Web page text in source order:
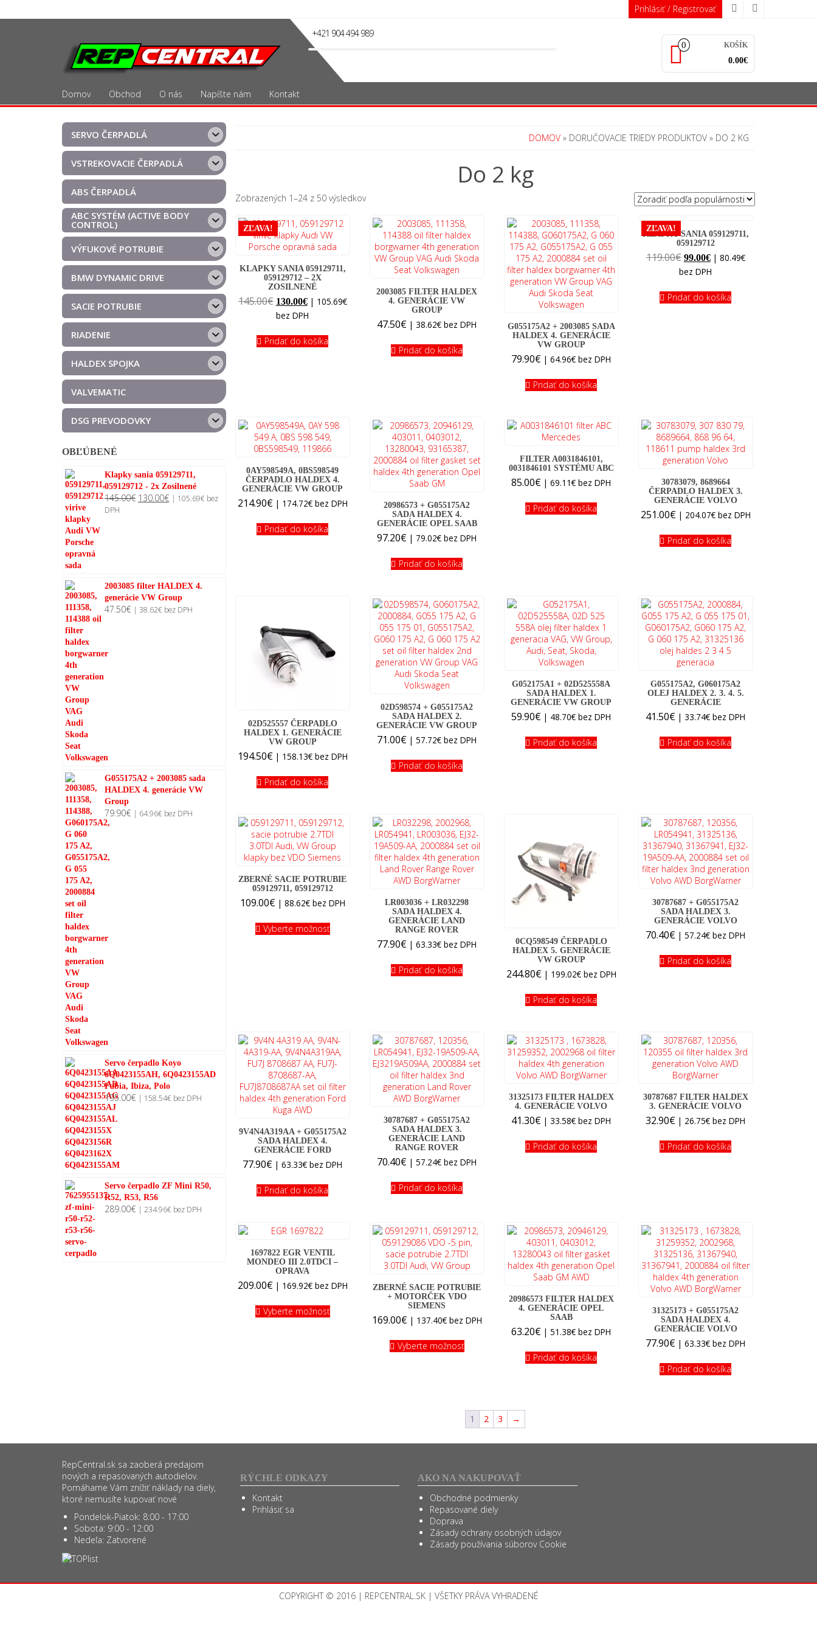
to
Prihlásiť / Registrovať
+421 904 494 989
0 KOŠÍK
0.00€
Domov Obchod O nás Napíšte nám Kontakt
SERVO ČERPADLÁ
VSTREKOVACIE ČERPADLÁ
ABS ČERPADLÁ
ABC SYSTÉM (ACTIVE BODY
CONTROL)
VÝFUKOVÉ POTRUBIE
BMW DYNAMIC DRIVE
SACIE POTRUBIE
RIADENIE
HALDEX SPOJKA
VALVEMATIC
DSG PREVODOVKY
OBĽÚBENÉ
Klapky sania 059129711,
059129712 - 2x Zosilnené
145.00€ Original
130.00€Current
| 105.69€ bez
DPH
2003085 filter HALDEX 4.
generácie VW Group
47.50€ | 38.62€ bez DPH
G055175A2 + 2003085 sada
HALDEX 4. generácie VW
Group
79.90€ | 64.96€ bez DPH
Servo čerpadlo Koyo
6Q0423155AH, 6Q0423155AD
Fabia, Ibiza, Polo
195.00€ | 158.54€ bez DPH
Servo čerpadlo ZF Mini R50,
R52, R53, R56
289.00€ | 234.96€ bez DPH
DOMOV » DORUČOVACIE TRIEDY PRODUKTOV » DO 2 KG
Do 2 kg
Zobrazených 1–24 z 50 výsledkovSorted
popularity
ZĽAVA!
KLAPKY SANIA 059129711,
059129712 – 2X
ZOSILNENÉ
145.00€ Original
price
145.00€.
130.00€Current
price
130.00€.
| 105.69€
bez DPH
Pridať do košíka
2003085 FILTER HALDEX
4. GENERÁCIE VW
GROUP
47.50€ |38.62€ bez DPH
Pridať do košíka
G055175A2 + 2003085 SADA
HALDEX 4. GENERÁCIE
VW GROUP
79.90€ |64.96€ bez DPH
Pridať do košíka
ZĽAVA!
KLAPKY SANIA 059129711,
059129712
119.00€Original
price
119.00€.
99.00€Current
price
99.00€.
| 80.49€
bez DPH
Pridať do košíka
0AY598549A, 0BS598549
ČERPADLO HALDEX 4.
GENERÁCIE VW GROUP
214.90€ | 174.72€bez DPH
Pridať do košíka
20986573 + G055175A2
SADA HALDEX 4.
GENERÁCIE OPEL SAAB
97.20€ | 79.02€ bez DPH
Pridať do košíka
FILTER A0031846101,
0031846101 SYSTÉMU ABC
85.00€ |69.11€ bez DPH
Pridať do košíka
30783079, 8689664
ČERPADLO HALDEX 3.
GENERÁCIE VOLVO
251.00€ | 204.07€bez DPH
Pridať do košíka
02D525557 ČERPADLO
HALDEX 1. GENERÁCIE
VW GROUP
194.50€ | 158.13€bez DPH
Pridať do košíka
02D598574 + G055175A2
SADA HALDEX 2.
GENERÁCIE VW GROUP
71.00€ |57.72€ bez DPH
Pridať do košíka
G052175A1 + 02D525558A
SADA HALDEX 1.
GENERÁCIE VW GROUP
59.90€ | 48.70€ bez DPH
Pridať do košíka
G055175A2, G060175A2
OLEJ HALDEX 2. 3. 4. 5.
GENERÁCIE
41.50€ |33.74€ bez DPH
Pridať do košíka
ZBERNÉ SACIE POTRUBIE
059129711, 059129712
109.00€ | 88.62€bez DPH
Vyberte možnosť
LR003036 + LR032298
SADA HALDEX 4.
GENERÁCIE LAND
RANGE ROVER
77.90€ |63.33€ bez DPH
Pridať do košíka
0CQ598549 ČERPADLO
HALDEX 5. GENERÁCIE
VW GROUP
244.80€ | 199.02€bez DPH
Pridať do košíka
30787687 + G055175A2
SADA HALDEX 3.
GENERÁCIE VOLVO
70.40€ |57.24€ bez DPH
Pridať do košíka
9V4N4A319AA + G055175A2
SADA HALDEX 4.
GENERÁCIE FORD
77.90€ |63.33€ bez DPH
Pridať do košíka
30787687 + G055175A2
SADA HALDEX 3.
GENERÁCIE LAND
RANGE ROVER
70.40€ |57.24€ bez DPH
Pridať do košíka
31325173 FILTER HALDEX
4. GENERÁCIE VOLVO
41.30€ |33.58€ bez DPH
Pridať do košíka
30787687 FILTER HALDEX
3. GENERÁCIE VOLVO
32.90€ | 26.75€ bez DPH
Pridať do košíka
1697822 EGR VENTIL
MONDEO III 2.0TDCI –
OPRAVA
209.00€ | 169.92€bez DPH
Vyberte možnosť
ZBERNÉ SACIE POTRUBIE
+ MOTORČEK VDO
SIEMENS
169.00€ | 137.40€bez DPH
Vyberte možnosť
20986573 FILTER HALDEX
4. GENERÁCIE OPEL
SAAB
63.20€ |51.38€ bez DPH
Pridať do košíka
31325173 + G055175A2
SADA HALDEX 4.
GENERÁCIE VOLVO
77.90€ |63.33€ bez DPH
Pridať do košíka
1 2 3 →
RepCentral.sk sa zaoberá predajom
nových a repasovaných autodielov.
Pomáhame Vám znížiť náklady na diely,
ktoré nemusíte kupovať nové
Pondelok-Piatok: 8:00 - 17:00
Sobota: 9:00 - 12:00
Nedeľa: Zatvorené
RÝCHLE ODKAZY
Kontakt
Prihlásiť sa
AKO NA NAKUPOVAŤ
Obchodné podmienky
Repasované diely
Doprava
Zásady ochrany osobných údajov
Zásady používania súborov Cookie
COPYRIGHT © 2016 | REPCENTRAL.SK | VŠETKY PRÁVA VYHRADENÉ